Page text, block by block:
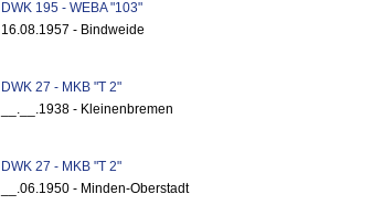
DWK 195 - WEBA "103"
16.08.1957 - Bindweide
DWK 27 - MKB "T 2"
__.__.1938 - Kleinenbremen
DWK 27 - MKB "T 2"
__.06.1950 - Minden-Oberstadt